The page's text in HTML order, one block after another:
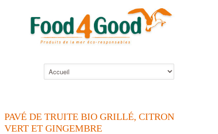
PAVÉ DE TRUITE BIO GRILLÉ, CITRON
VERT ET GINGEMBRE